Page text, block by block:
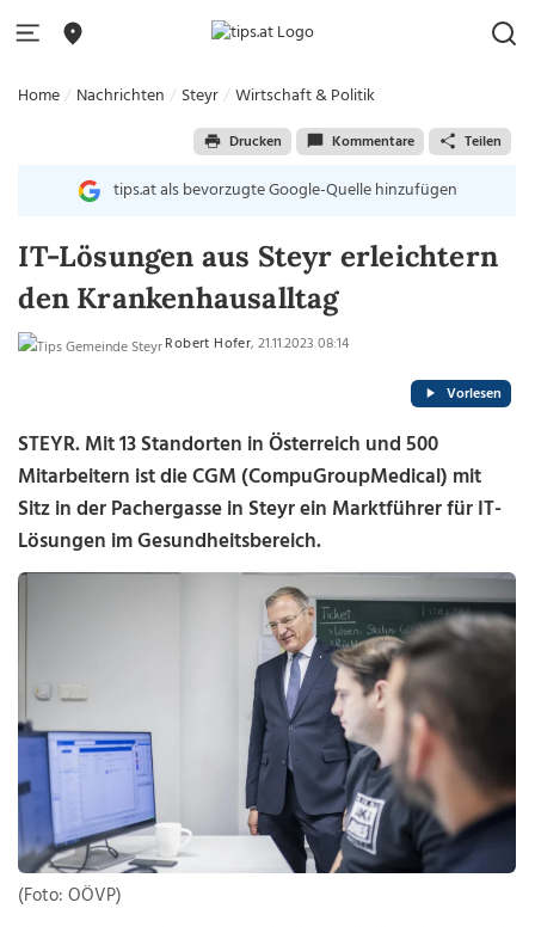
Home Nachrichten Steyr Wirtschaft & Politik
Drucken Kommentare Teilen
tips.at als bevorzugte Google-Quelle hinzufügen
IT-Lösungen aus Steyr erleichtern
den Krankenhausalltag
Robert Hofer, 21.11.2023 08:14
Vorlesen
STEYR. Mit 13 Standorten in Österreich und 500
Mitarbeitern ist die CGM (CompuGroupMedical) mit
Sitz in der Pachergasse in Steyr ein Marktführer für IT-
Lösungen im Gesundheitsbereich.
(Foto: OÖVP)